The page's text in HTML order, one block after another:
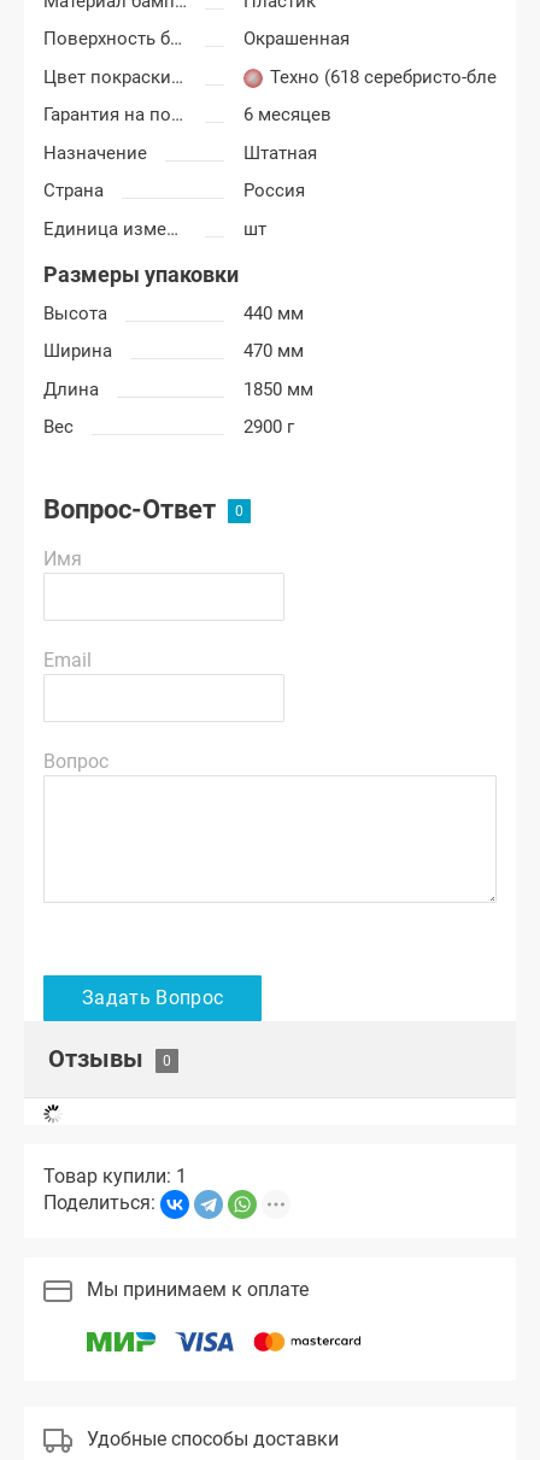
Поверхность бампера
Окрашенная
Цвет покраски Лада Гранта ФЛ (FL)
Техно (618 серебристо-
Гарантия на покраску
6 месяцев
Назначение
Штатная
Страна
Россия
Единица измерения
шт
Размеры упаковки
Высота
440 мм
Ширина
470 мм
Длина
1850 мм
Вес
2900 г
Вопрос-Ответ
Имя
Email
Вопрос
Отзывы
Товар купили: 1
Поделиться:
Мы принимаем к оплате
Удобные способы доставки